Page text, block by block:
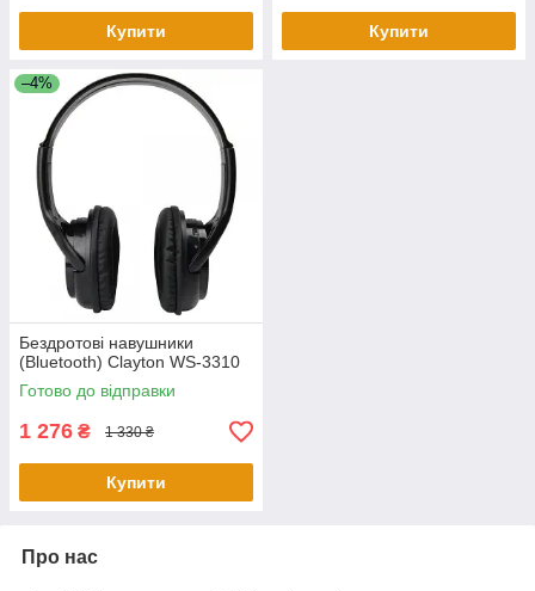
Купити Купити
–4%
Бездротові навушники
(Bluetooth) Clayton WS-3310
Готово до відправки
1 276 ₴ 1 330 ₴
Купити
Про нас